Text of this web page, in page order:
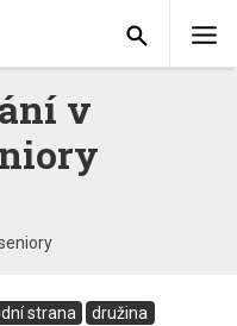
v
strana družina